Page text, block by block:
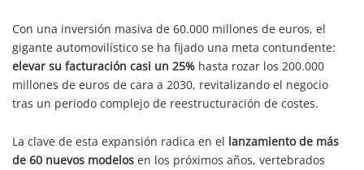
Con una inversión masiva de 60.000 millones de euros, el
gigante automovilístico se ha fijado una meta contundente:
elevar su facturación casi un 25% hasta rozar los 200.000
millones de euros de cara a 2030, revitalizando el negocio
tras un periodo complejo de reestructuración de costes.
La clave de esta expansión radica en el lanzamiento de más
de 60 nuevos modelos en los próximos años, vertebrados